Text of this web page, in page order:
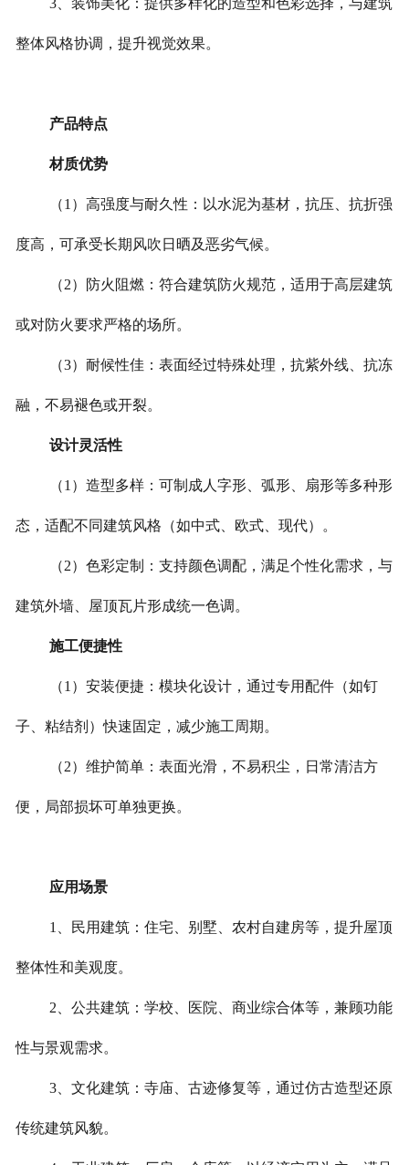
整体风格协调，提升视觉效果。
产品特点
材质优势
（1）高强度与耐久性：以水泥为基材，抗压、抗折强
度高，可承受长期风吹日晒及恶劣气候。
（2）防火阻燃：符合建筑防火规范，适用于高层建筑
或对防火要求严格的场所。
（3）耐候性佳：表面经过特殊处理，抗紫外线、抗冻
融，不易褪色或开裂。
设计灵活性
（1）造型多样：可制成人字形、弧形、扇形等多种形
态，适配不同建筑风格（如中式、欧式、现代）。
（2）色彩定制：支持颜色调配，满足个性化需求，与
建筑外墙、屋顶瓦片形成统一色调。
施工便捷性
（1）安装便捷：模块化设计，通过专用配件（如钉
子、粘结剂）快速固定，减少施工周期。
（2）维护简单：表面光滑，不易积尘，日常清洁方
便，局部损坏可单独更换。
应用场景
1、民用建筑：住宅、别墅、农村自建房等，提升屋顶
整体性和美观度。
2、公共建筑：学校、医院、商业综合体等，兼顾功能
性与景观需求。
3、文化建筑：寺庙、古迹修复等，通过仿古造型还原
传统建筑风貌。